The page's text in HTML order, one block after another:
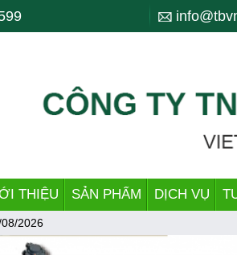
cu, CNC, máy cnc, trung tam gia cong, ttgc,
quenching, tube making machine, dây
THIỆU SẢN PHẨM DỊCH VỤ
2026